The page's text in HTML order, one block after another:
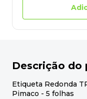
Descrição do
Etiqueta Redonda
Pimaco - 5 folhas